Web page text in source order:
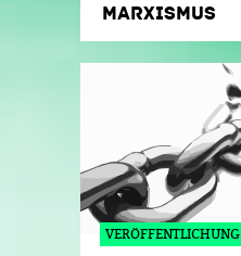
MARXISMUS
VERÖFFENTLICHUNG